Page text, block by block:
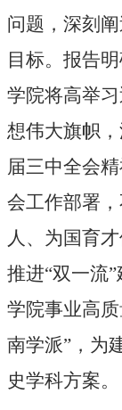
问题，深刻
目标。报告
学院将高举
想伟大旗帜
届三中全会
会工作部署
人、为国育
推进“双一流
学院事业高
南学派”，为
史学科方案。